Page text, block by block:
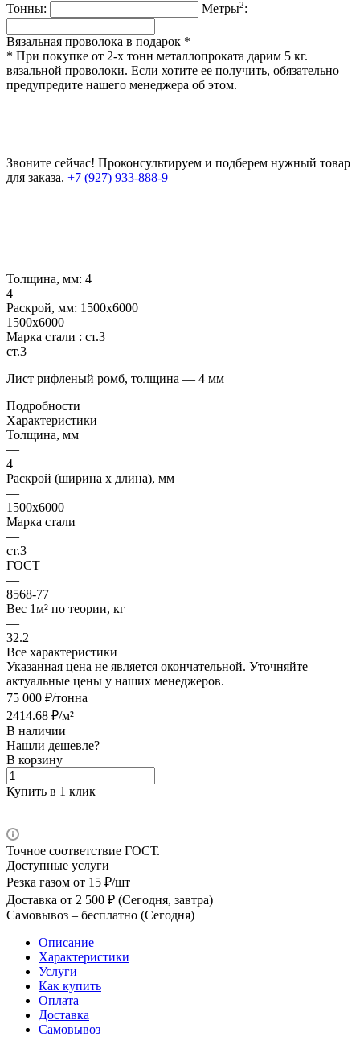
Тонны: Метры2:
Вязальная проволока в подарок *
* При покупке от 2-х тонн металлопроката дарим 5 кг.
вязальной проволоки. Если хотите ее получить, обязательно
предупредите нашего менеджера об этом.
Звоните сейчас! Проконсультируем и подберем нужный товар
для заказа. +7 (927) 933-888-9
Толщина, мм: 4
4
Раскрой, мм: 1500х6000
1500х6000
Марка стали : ст.3
ст.3
Лист рифленый ромб, толщина — 4 мм
Подробности
Характеристики
Толщина, мм
—
4
Раскрой (ширина х длина), мм
—
1500х6000
Марка стали
—
ст.3
ГОСТ
—
8568-77
Вес 1м² по теории, кг
—
32.2
Все характеристики
Указанная цена не является окончательной. Уточняйте
актуальные цены у наших менеджеров.
75 000 ₽/тонна
2414.68 ₽/м²
В наличии
Нашли дешевле?
В корзину
Купить в 1 клик
Точное соответствие ГОСТ.
Доступные услуги
Резка газом от 15 ₽/шт
Доставка от 2 500 ₽ (Сегодня, завтра)
Самовывоз – бесплатно (Сегодня)
Описание
Характеристики
Услуги
Как купить
Оплата
Доставка
Самовывоз